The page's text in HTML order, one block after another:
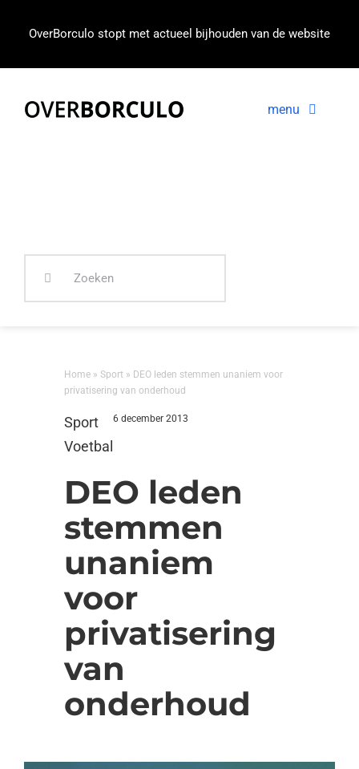
OverBorculo stopt met actueel bijhouden van de website
menu
Home »Sport » DEO leden stemmen unaniem voor
privatisering van onderhoud
Sport
Voetbal
6 december 2013
DEO leden
stemmen
unaniem
voor
privatisering
van
onderhoud